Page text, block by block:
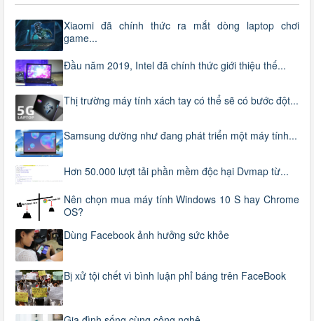
Xiaomi đã chính thức ra mắt dòng laptop chơi
game...
Đầu năm 2019, Intel đã chính thức giới thiệu thế...
Thị trường máy tính xách tay có thể sẽ có bước đột...
Samsung dường như đang phát triển một máy tính...
Hơn 50.000 lượt tải phần mềm độc hại Dvmap từ...
Nên chọn mua máy tính Windows 10 S hay Chrome
OS?
Dùng Facebook ảnh hưởng sức khỏe
Bị xử tội chết vì bình luận phỉ báng trên FaceBook